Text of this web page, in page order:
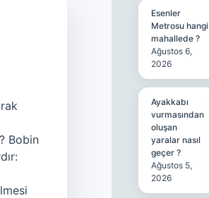
Bobin
Esenler
Metrosu hangi
mahallede ?
Ağustos 6,
2026
Ayakkabı
vurmasından
oluşan
yaralar nasıl
geçer ?
Ağustos 5,
2026